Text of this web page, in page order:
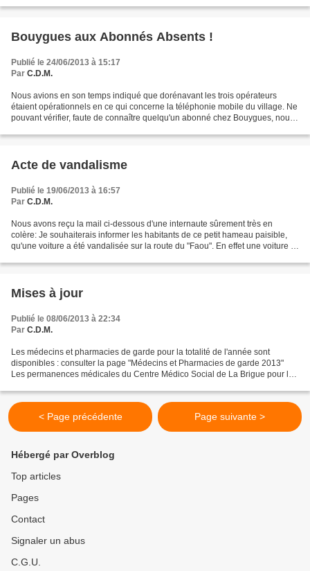
Bouygues aux Abonnés Absents !
Publié le 24/06/2013 à 15:17
Par C.D.M.
Nous avions en son temps indiqué que dorénavant les trois opérateurs
étaient opérationnels en ce qui concerne la téléphonie mobile du village. Ne
pouvant vérifier, faute de connaître quelqu'un abonné chez Bouygues, nous
Acte de vandalisme
Publié le 19/06/2013 à 16:57
Par C.D.M.
Nous avons reçu la mail ci-dessous d'une internaute sûrement très en
colère: Je souhaiterais informer les habitants de ce petit hameau paisible,
qu'une voiture a été vandalisée sur la route du "Faou". En effet une voiture a
Mises à jour
Publié le 08/06/2013 à 22:34
Par C.D.M.
Les médecins et pharmacies de garde pour la totalité de l'année sont
disponibles : consulter la page "Médecins et Pharmacies de garde 2013"
Les permanences médicales du Centre Médico Social de La Brigue pour les
< Page précédente Page suivante >
Hébergé par Overblog
Top articles
Pages
Contact
Signaler un abus
C.G.U.